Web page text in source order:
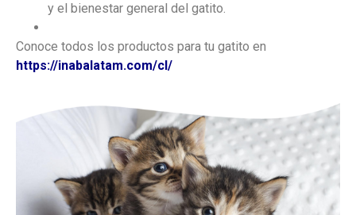
y el bienestar general del gatito.
Conoce todos los productos para tu gatito en
https://inabalatam.com/cl/